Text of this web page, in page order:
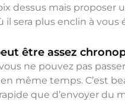
dessus mais proposer
il sera plus enclin à vous
être assez
ne pouvez pas
même temps. C’est
que d’envoyer du